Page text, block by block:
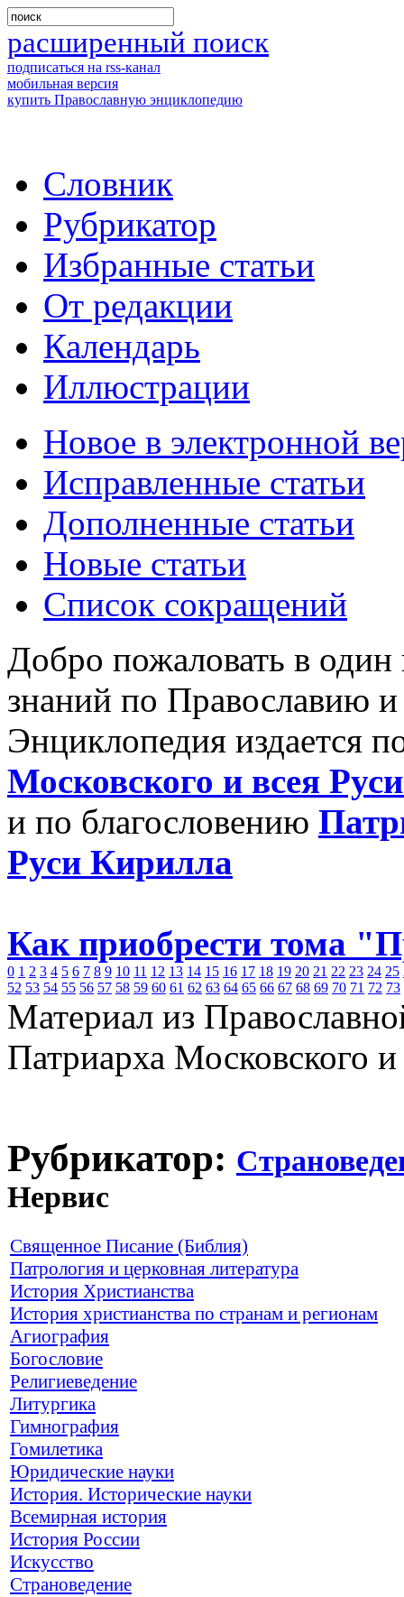
расширенный поиск
подписаться на rss-канал
мобильная версия
купить Православную энциклопедию
Словник
Рубрикатор
Избранные статьи
От редакции
Календарь
Иллюстрации
Новое в электронной
Исправленные статьи
Дополненные статьи
Новые статьи
Список сокращений
Добро пожаловать в
знаний по Православию
Энциклопедия издается
Московского и всея
и по благословению
Руси Кирилла
Как приобрести тома
0 1 2 3 4 5 6 7 8 9 10 11 12 13 14 15 16 17 18 19 20 21 22 23 24 25
52 53 54 55 56 57 58 59 60 61 62 63 64 65 66 67 68 69 70 71 72 73
Материал из
Патриарха Московского
Рубрикатор:
Нервис
Священное Писание (Библия)
Патрология и церковная литература
История Христианства
История христианства по странам и регионам
Агиография
Богословие
Религиеведение
Литургика
Гимнография
Гомилетика
Юридические науки
История. Исторические науки
Всемирная история
История России
Искусство
Страноведение